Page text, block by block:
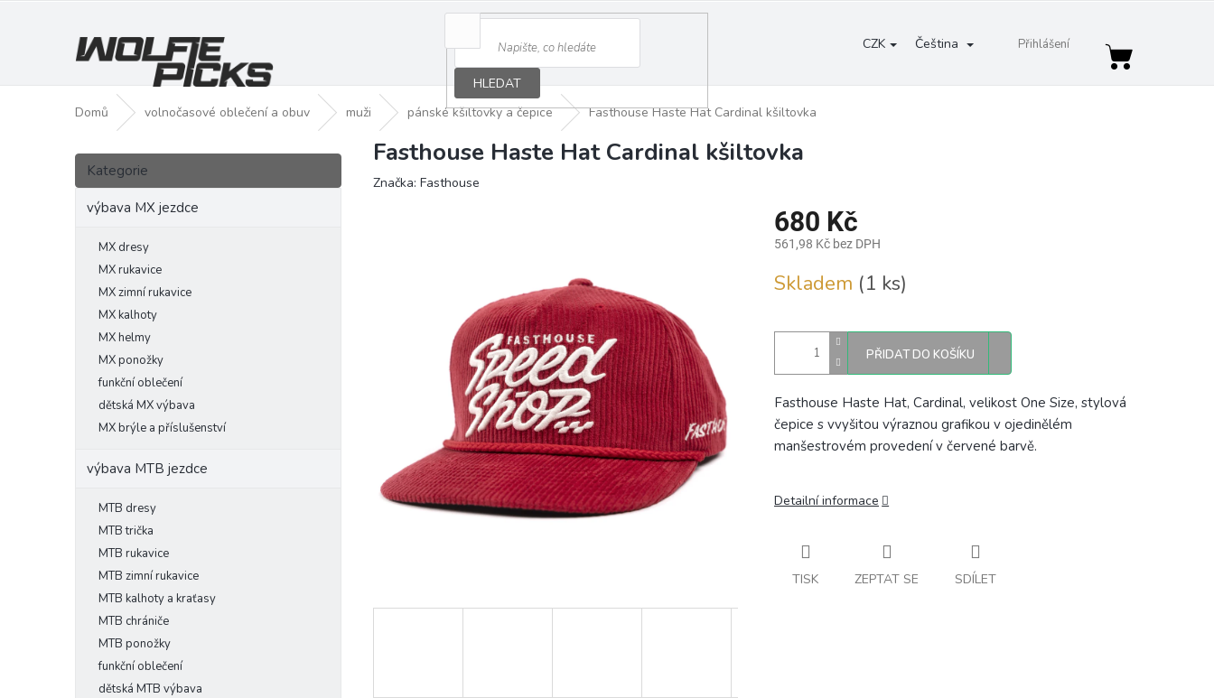
CZK Čeština Přihlášení
HLEDAT
Nákupní
Domů volnočasové oblečení a obuv muži pánské kšiltovky a čepice Fasthouse Haste Hat Cardinal kšiltovka
P
s
Přeskočit
kategorie
Kategorie
výbava MX jezdce
MX dresy
MX rukavice
MX zimní rukavice
MX kalhoty
MX helmy
MX ponožky
funkční oblečení
dětská MX výbava
MX brýle a příslušenství
výbava MTB jezdce
MTB dresy
MTB trička
MTB rukavice
MTB zimní rukavice
MTB kalhoty a kraťasy
MTB chrániče
MTB ponožky
funkční oblečení
dětská MTB výbava
Fasthouse Haste Hat Cardinal kšiltovka
Značka: Fasthouse
680 Kč
561,98 Kč bez DPH
cena:
Skladem (1 ks)
PŘIDAT DO KOŠÍKU
Fasthouse Haste Hat, Cardinal, velikost One Size, stylová
čepice s vvyšitou výraznou grafikou v ojedinělém
manšestrovém provedení v červené barvě.
Detailní informace
TISK ZEPTAT SE SDÍLET